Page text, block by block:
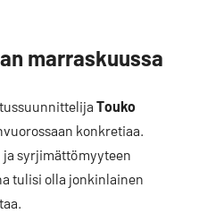
marraskuussa
Touko
konkretiaa.
syrjimättömyyteen
tulisi olla jonkinlainen